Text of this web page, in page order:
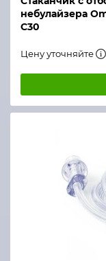
небулайзера
С30
Цену уточняйте